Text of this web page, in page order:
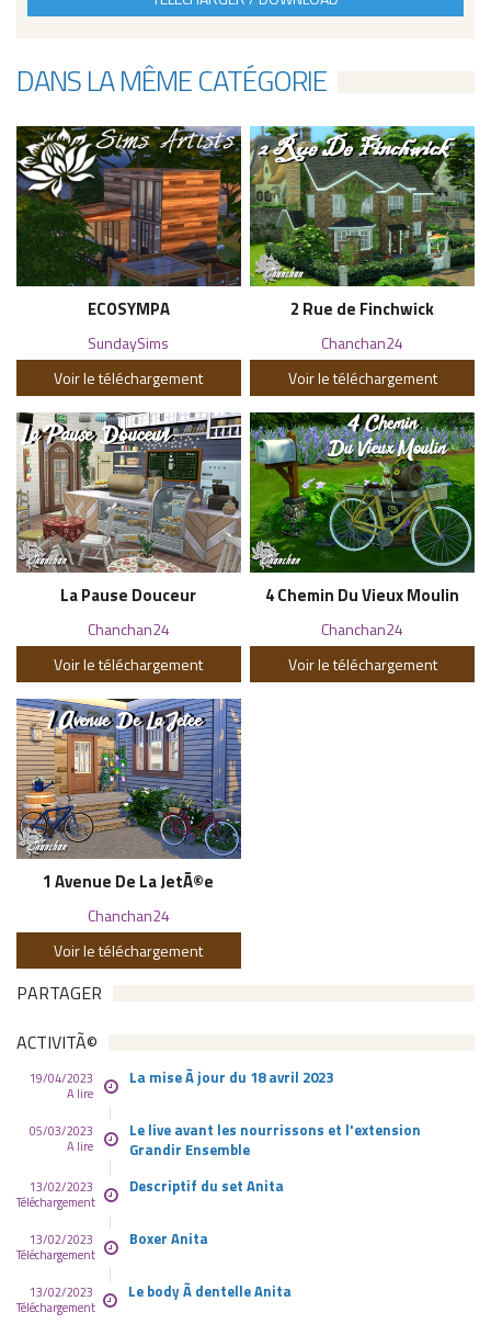
DANS LA MÊME CATÉGORIE
ECOSYMPA
SundaySims
Voir le téléchargement
2 Rue de Finchwick
Chanchan24
Voir le téléchargement
La Pause Douceur
Chanchan24
Voir le téléchargement
4 Chemin Du Vieux Moulin
Chanchan24
Voir le téléchargement
1 Avenue De La JetÃ©e
Chanchan24
Voir le téléchargement
PARTAGER
ACTIVITÃ©
19/04/2023
A lire
La mise Ã jour du 18 avril 2023
05/03/2023
A lire
Le live avant les nourrissons et l'extension
Grandir Ensemble
13/02/2023
Téléchargement
Descriptif du set Anita
13/02/2023
Téléchargement
Boxer Anita
13/02/2023
Téléchargement
Le body Ã dentelle Anita